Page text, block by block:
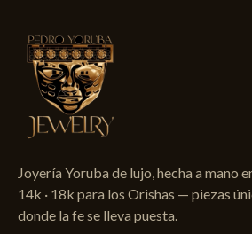
Joyería Yoruba de lujo, hecha a mano
14k · 18k para los Orishas — piezas
donde la fe se lleva puesta.